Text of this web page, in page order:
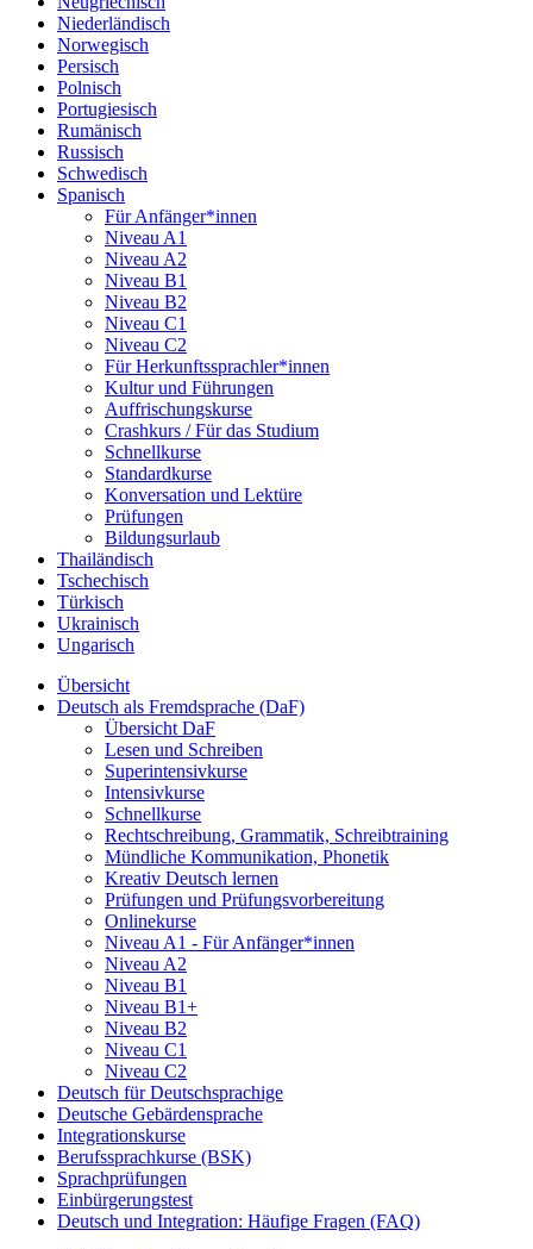
Niederländisch
Norwegisch
Persisch
Polnisch
Portugiesisch
Rumänisch
Russisch
Schwedisch
Spanisch
Für Anfänger*innen
Niveau A1
Niveau A2
Niveau B1
Niveau B2
Niveau C1
Niveau C2
Für Herkunftssprachler*innen
Kultur und Führungen
Auffrischungskurse
Crashkurs / Für das Studium
Schnellkurse
Standardkurse
Konversation und Lektüre
Prüfungen
Bildungsurlaub
Thailändisch
Tschechisch
Türkisch
Ukrainisch
Ungarisch
Übersicht
Deutsch als Fremdsprache (DaF)
Übersicht DaF
Lesen und Schreiben
Superintensivkurse
Intensivkurse
Schnellkurse
Rechtschreibung, Grammatik, Schreibtraining
Mündliche Kommunikation, Phonetik
Kreativ Deutsch lernen
Prüfungen und Prüfungsvorbereitung
Onlinekurse
Niveau A1 - Für Anfänger*innen
Niveau A2
Niveau B1
Niveau B1+
Niveau B2
Niveau C1
Niveau C2
Deutsch für Deutschsprachige
Deutsche Gebärdensprache
Integrationskurse
Berufssprachkurse (BSK)
Sprachprüfungen
Einbürgerungstest
Deutsch und Integration: Häufige Fragen (FAQ)